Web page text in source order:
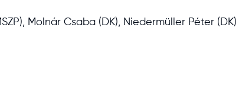
Molnár Csaba (DK), Niedermüller Péter (DK)